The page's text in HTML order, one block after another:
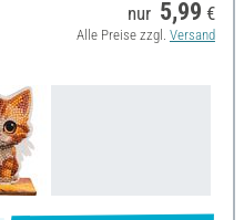
nur 5,99 €
Alle Preise zzgl. Versand